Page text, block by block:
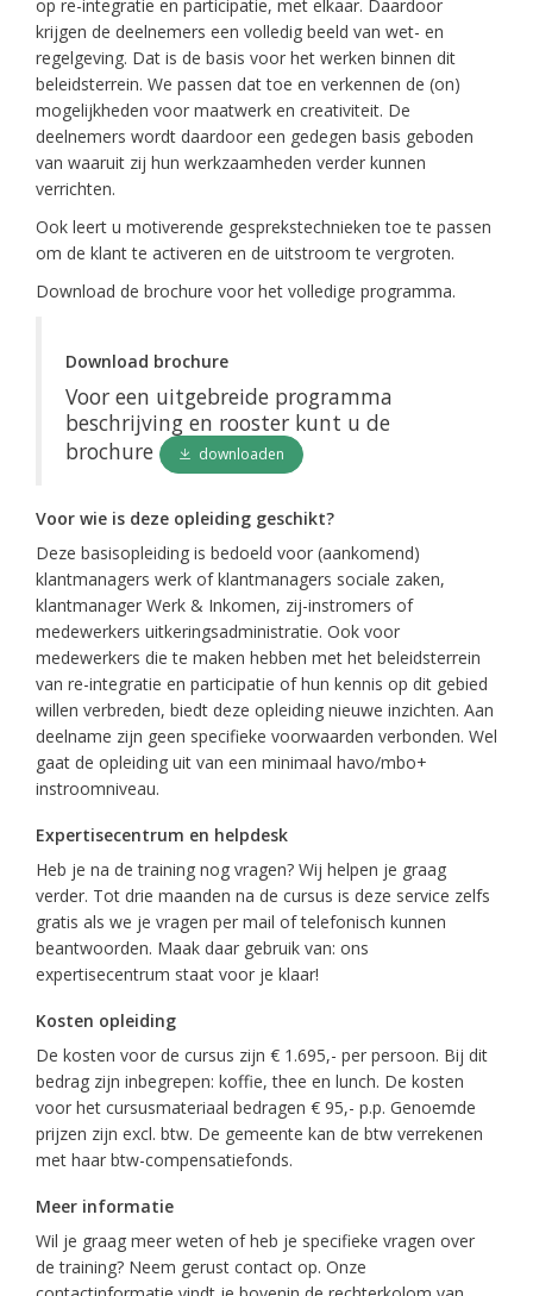
op re-integratie en participatie, met elkaar. Daardoor
krijgen de deelnemers een volledig beeld van wet- en
regelgeving. Dat is de basis voor het werken binnen dit
beleidsterrein. We passen dat toe en verkennen de (on)
mogelijkheden voor maatwerk en creativiteit. De
deelnemers wordt daardoor een gedegen basis geboden
van waaruit zij hun werkzaamheden verder kunnen
verrichten.
Ook leert u motiverende gesprekstechnieken toe te passen
om de klant te activeren en de uitstroom te vergroten.
Download de brochure voor het volledige programma.
Download brochure
Voor een uitgebreide programma
beschrijving en rooster kunt u de
brochure
downloaden
Voor wie is deze opleiding geschikt?
Deze basisopleiding is bedoeld voor (aankomend)
klantmanagers werk of klantmanagers sociale zaken,
klantmanager Werk & Inkomen, zij-instromers of
medewerkers uitkeringsadministratie. Ook voor
medewerkers die te maken hebben met het beleidsterrein
van re-integratie en participatie of hun kennis op dit gebied
willen verbreden, biedt deze opleiding nieuwe inzichten. Aan
deelname zijn geen specifieke voorwaarden verbonden. Wel
gaat de opleiding uit van een minimaal havo/mbo+
instroomniveau.
Expertisecentrum en helpdesk
Heb je na de training nog vragen? Wij helpen je graag
verder. Tot drie maanden na de cursus is deze service zelfs
gratis als we je vragen per mail of telefonisch kunnen
beantwoorden. Maak daar gebruik van: ons
expertisecentrum staat voor je klaar!
Kosten opleiding
De kosten voor de cursus zijn € 1.695,- per persoon. Bij dit
bedrag zijn inbegrepen: koffie, thee en lunch. De kosten
voor het cursusmateriaal bedragen € 95,- p.p. Genoemde
prijzen zijn excl. btw. De gemeente kan de btw verrekenen
met haar btw-compensatiefonds.
Meer informatie
Wil je graag meer weten of heb je specifieke vragen over
de training? Neem gerust contact op. Onze